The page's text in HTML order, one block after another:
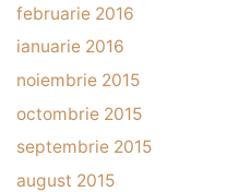
februarie 2016
ianuarie 2016
noiembrie 2015
octombrie 2015
septembrie 2015
august 2015